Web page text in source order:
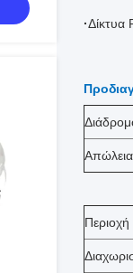
·Δίκτυα